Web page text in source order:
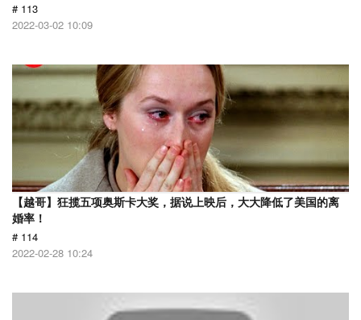
# 113
2022-03-02 10:09
【越哥】狂揽五项奥斯卡大奖，据说上映后，大大降低了美国的离
婚率！
# 114
2022-02-28 10:24